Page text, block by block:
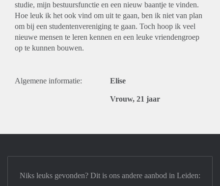
studie, mijn bestuursfunctie en een nieuw baantje te vinden.
Hoe leuk ik het ook vind om uit te gaan, ben ik niet van plan
om bij een studentenvereniging te gaan. Toch hoop ik veel
nieuwe mensen te leren kennen en een leuke vriendengroep
op te kunnen bouwen.
Algemene informatie: Elise
Vrouw, 21 jaar
Niks leuks gevonden? Dit is ons andere aanbod in Leiden: